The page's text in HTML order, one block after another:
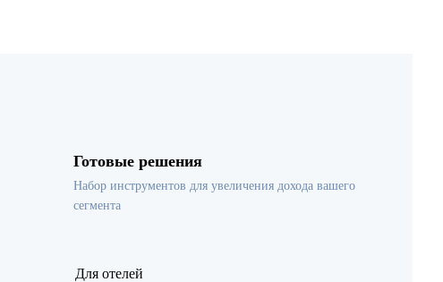
Готовые решения
Набор инструментов для увеличения дохода вашего
сегмента
Для отелей